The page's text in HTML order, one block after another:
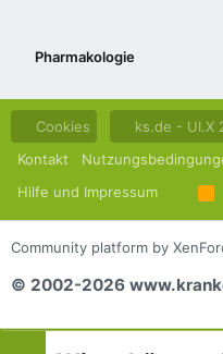
Pharmakologie
Cookies ks.de - UI.X
Kontakt
Hilfe und Impressum
R
S
S
Community platform by
© 2002-2026